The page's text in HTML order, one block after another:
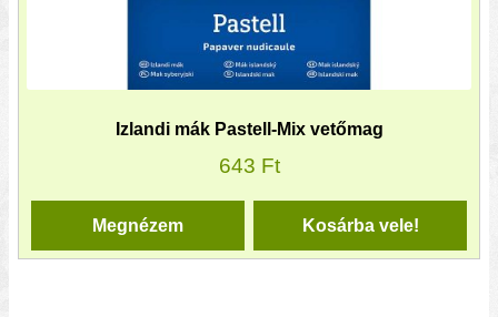
Izlandi mák Pastell-Mix vetőmag
643 Ft
Kosárba vele!
Megnézem